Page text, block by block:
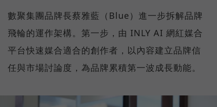
數聚集團品牌長蔡雅藍（Blue）進一步拆解品牌
飛輪的運作架構。第一步，由 INLY AI 網紅媒合
平台快速媒合適合的創作者，以內容建立品牌信
任與市場討論度，為品牌累積第一波成長動能。